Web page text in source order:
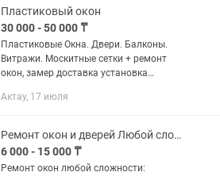
Пластиковый окон
30 000 - 50 000 ₸
Пластиковые Окна. Двери. Балконы.
Витражи. Москитные сетки + ремонт
окон, замер доставка установка
Актау, 17 июля
Ремонт окон и дверей Любой сложности
6 000 - 15 000 ₸
Ремонт окон любой сложности: